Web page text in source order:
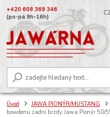
+420 608 369 346
(po-pá 9h-16h)
Úvod JAWA PIONÝR/MUSTANG
bowdenu zadní brzdy Jawa Pionýr 50/